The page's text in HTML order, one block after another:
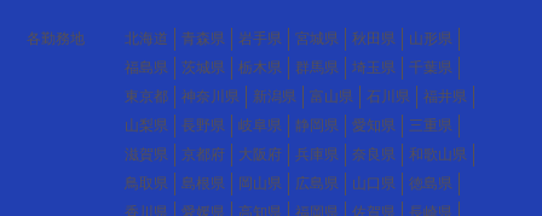
各勤務地 北海道 青森県 岩手県 宮城県 秋田県
山形県
福島県
茨城県 栃木県 群馬県 埼玉県
千葉県
東京都
神奈川県 新潟県 富山県 石川県
福井県
山梨県
長野県 岐阜県 静岡県 愛知県
三重県
滋賀県
京都府 大阪府 兵庫県 奈良県
和歌山県
鳥取県
島根県 岡山県 広島県 山口県
徳島県
香川県
愛媛県 高知県 福岡県 佐賀県 長崎県